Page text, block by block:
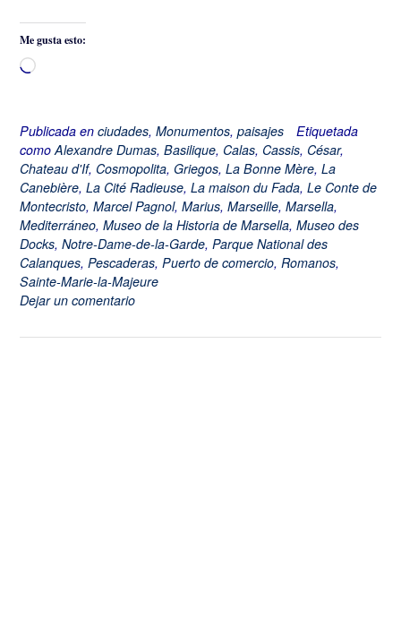
Me gusta esto:
Cargando...
Publicada en ciudades, Monumentos, paisajes
Etiquetada
como Alexandre Dumas, Basilique, Calas, Cassis, César,
Chateau d'If, Cosmopolita, Griegos, La Bonne Mère, La
Canebière, La Cité Radieuse, La maison du Fada, Le Conte de
Montecristo, Marcel Pagnol, Marius, Marseille, Marsella,
Mediterráneo, Museo de la Historia de Marsella, Museo des
Docks, Notre-Dame-de-la-Garde, Parque National des
Calanques, Pescaderas, Puerto de comercio, Romanos,
Sainte-Marie-la-Majeure
Dejar un comentario